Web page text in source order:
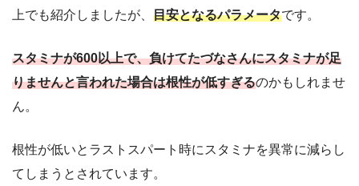
上でも紹介しましたが、 目安となるパラメータです。
スタミナが600以上で、負けてたづなさんにスタミナが足
りませんと言われた場合は根性が低すぎるのかもしれませ
ん。
根性が低いとラストスパート時にスタミナを異常に減らし
てしまうとされています。